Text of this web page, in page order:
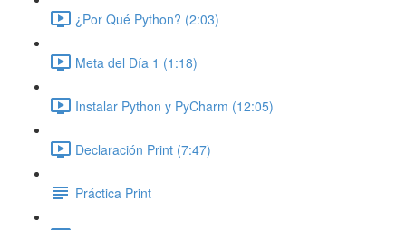
¿Por Qué Python? (2:03)
Meta del Día 1 (1:18)
Instalar Python y PyCharm (12:05)
Declaración Print (7:47)
Práctica Print